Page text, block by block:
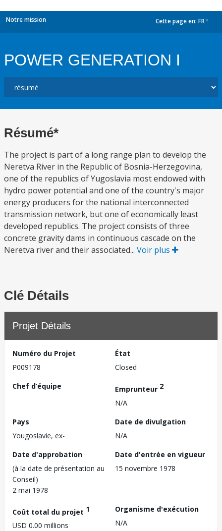
Notre mission Cette page en: FR
POWER GENERATION I
Résumé*
The project is part of a long range plan to develop the
Neretva River in the Republic of Bosnia-Herzegovina,
one of the republics of Yugoslavia most endowed with
hydro power potential and one of the country's major
energy producers for the national interconnected
transmission network, but one of economically least
developed republics. The project consists of three
concrete gravity dams in continuous cascade on the
Neretva river and their associated... Voir plus
Clé Détails
Projet Détails
Numéro du Projet
P009178
État
Closed
Chef d’équipe
Emprunteur 2
N/A
Pays
Yougoslavie, ex-
Date de divulgation
N/A
Date d'approbation
(à la date de présentation au
Conseil)
2 mai 1978
Date d'entrée en vigueur
15 novembre 1978
Coût total du projet 1
USD 0.00 millions
Organisme d'exécution
N/A